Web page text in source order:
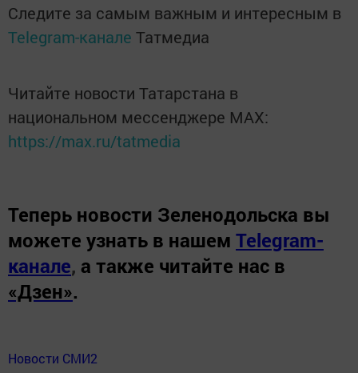
Следите за самым важным и интересным в
Telegram-канале Татмедиа
Читайте новости Татарстана в
национальном мессенджере MАХ:
https://max.ru/tatmedia
Теперь новости Зеленодольска вы
можете узнать в нашем Telegram-
канале, а также читайте нас в
«Дзен».
Новости СМИ2